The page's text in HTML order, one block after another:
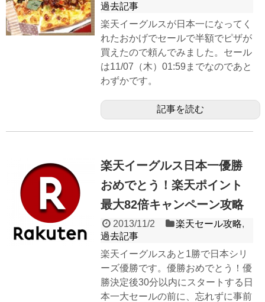
過去記事
楽天イーグルスが日本一になってく
れたおかげでセールで半額でピザが
買えたので頼んでみました。セール
は11/07（木）01:59までなのであと
わずかです。
記事を読む
楽天イーグルス日本一優勝
おめでとう！楽天ポイント
最大82倍キャンペーン攻略
2013/11/2 楽天セール攻略,
過去記事
楽天イーグルスあと1勝で日本シリ
ーズ優勝です。優勝おめでとう！優
勝決定後30分以内にスタートする日
本一大セールの前に、忘れずに事前